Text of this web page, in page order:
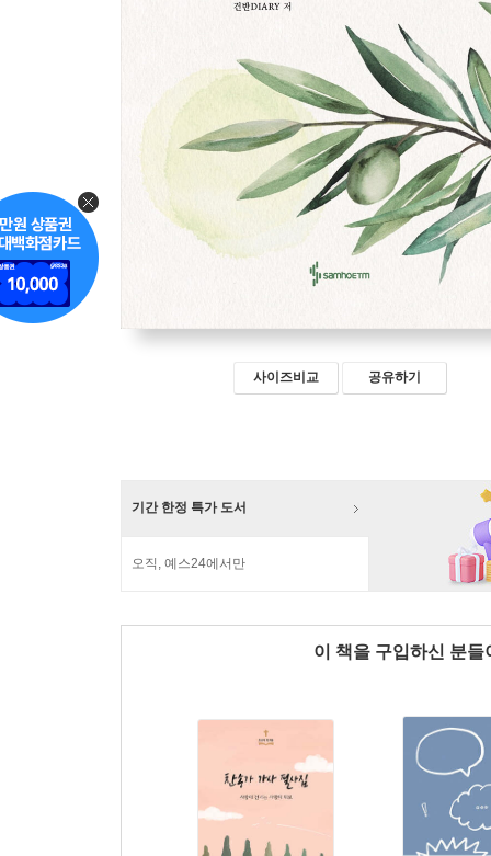
사이즈비교 공유하기
기간 한정 특가 도서
오직, 예스24에서만
이 책을 구입하신 분